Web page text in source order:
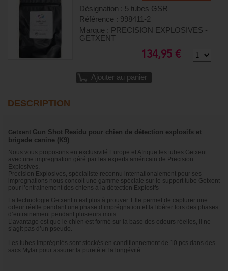
Désignation : 5 tubes GSR
Référence : 998411-2
Marque : PRECISION EXPLOSIVES -
GETXENT
134,95 €
Ajouter au panier
DESCRIPTION
Getxent Gun Shot Residu pour chien de détection explosifs et
brigade canine (K9)
Nous vous proposons en exclusivité Europe et Afrique les tubes Getxent
avec une impregnation géré par les experts américain de Precision
Explosives.
Precision Explosives, spécialiste reconnu internationalement pour ses
impregnations nous concoit une gamme spéciale sur le support tube Getxent
pour l’entrainement des chiens à la détection Explosifs
La technologie Getxent n’est plus à prouver. Elle permet de capturer une
odeur réelle pendant une phase d’imprégnation et la libérer lors des phases
d’entrainement pendant plusieurs mois.
L’avantage est que le chien est formé sur la base des odeurs réelles, il ne
s’agit pas d’un pseudo.
Les tubes imprégniés sont stockés en conditionnement de 10 pcs dans des
sacs Mylar pour assurer la pureté et la longévité.